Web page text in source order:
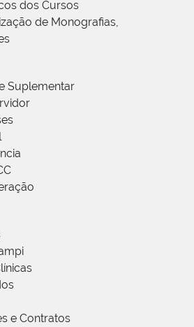
dos Cursos
de Monografias,
Suplementar
e Contratos